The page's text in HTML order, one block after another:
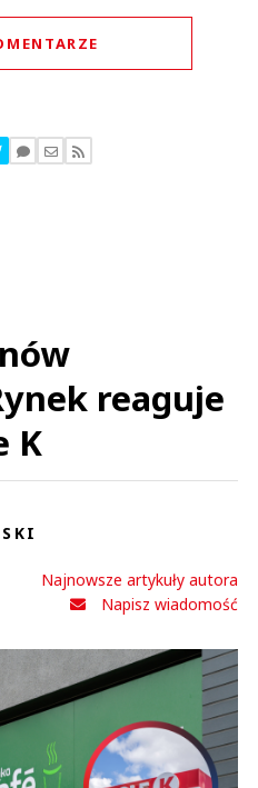
w ich sklepach zaczyna brakować
przy kasach kolejki mają 8 kas a tylko
zakupy i wyszedłem bo
do kasy to...
w ich sklepach zaczyna brakować
kasach kolejki mają 8 kas a tylko
zakupy i wyszedłem bo
co tam zaczyna się dziać
0
reaguje
K
Najnowsze artykuły autora
Napisz wiadomość